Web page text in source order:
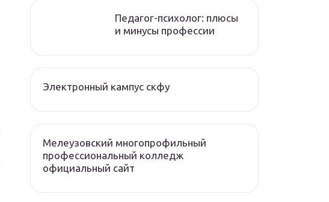
Педагог-психолог: плюсы
и минусы профессии
Электронный кампус скфу
Мелеузовский многопрофильный
профессиональный колледж
официальный сайт